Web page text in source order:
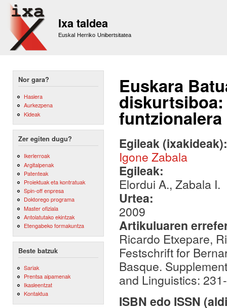
Ixa taldea
Euskal Herriko Unibertsitatea
Nor gara?
Hasiera
Aurkezpena
Kideak
Zer egiten dugu?
Ikerlerroak
Argitalpenak
Patenteak
Proiektuak eta kontratuak
Spin-off enpresa
Doktorego programa
Master ofiziala
Antolatutako ekintzak
Etengabeko formakuntza
Beste batzuk
Sariak
Prentsa aipamenak
Ikasleentzat
Kontaktua
Euskara
funtzionalera
Egileak
Igone Zabala
Egileak:
Elordui A., Zabala I.
Urtea:
2009
Artikuluaren
Ricardo Etxepare,
Festschrift for
Basque.
and Linguistics:
ISBN edo ISSN